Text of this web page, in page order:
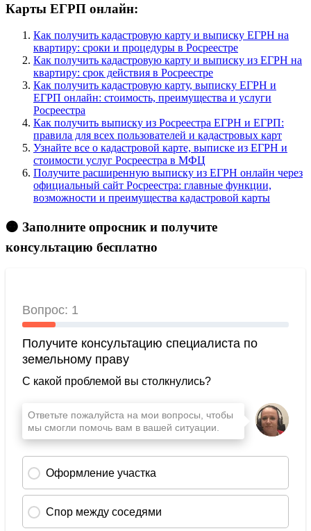
Карты ЕГРП онлайн:
Как получить кадастровую карту и выписку ЕГРН на
квартиру: сроки и процедуры в Росреестре
Как получить кадастровую карту и выписку из ЕГРН на
квартиру: срок действия в Росреестре
Как получить кадастровую карту, выписку ЕГРН и
ЕГРП онлайн: стоимость, преимущества и услуги
Росреестра
Как получить выписку из Росреестра ЕГРН и ЕГРП:
правила для всех пользователей и кадастровых карт
Узнайте все о кадастровой карте, выписке из ЕГРН и
стоимости услуг Росреестра в МФЦ
Получите расширенную выписку из ЕГРН онлайн через
официальный сайт Росреестра: главные функции,
возможности и преимущества кадастровой карты
🟠 Заполните опросник и получите
консультацию бесплатно